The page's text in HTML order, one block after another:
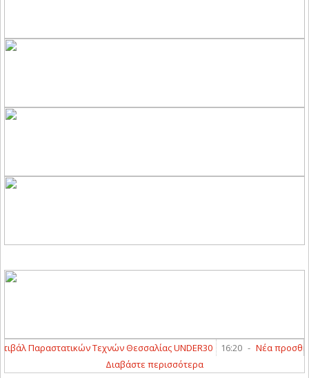
Παραστατικών Τεχνών Θεσσαλίας UNDER30 16:20 - Νέα προσθήκη ο
Διαβάστε περισσότερα